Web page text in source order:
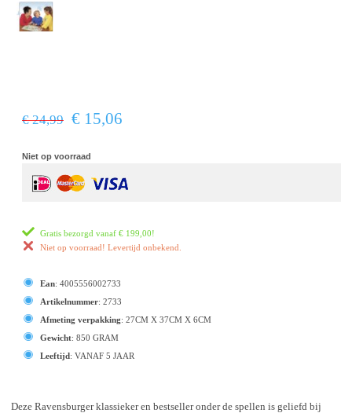
€ 24,99 € 15,06
Niet op voorraad
Gratis bezorgd vanaf € 199,00!
Niet op voorraad! Levertijd onbekend.
Ean: 4005556002733
Artikelnummer: 2733
Afmeting verpakking: 27CM X 37CM X 6CM
Gewicht: 850 GRAM
Leeftijd: VANAF 5 JAAR
Deze Ravensburger klassieker en bestseller onder de spellen is geliefd bij